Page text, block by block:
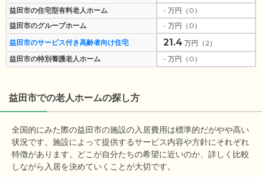
益田市の住宅型有料老人ホーム
- 万円（0）
益田市のグループホーム
- 万円（0）
益田市のサービス付き高齢者向け住宅
21.4 万円（2）
益田市の特別養護老人ホーム
- 万円（0）
益田市での老人ホームの探し方
全国的にみた際の益田市の施設の入居費用は標準的だがやや高い
状況です。施設によって提供するサービス内容や方針にそれぞれ
特徴があります。どこが自分たちの希望に近いのか、詳しく比較
しながら入居を決めていくことが大切です。